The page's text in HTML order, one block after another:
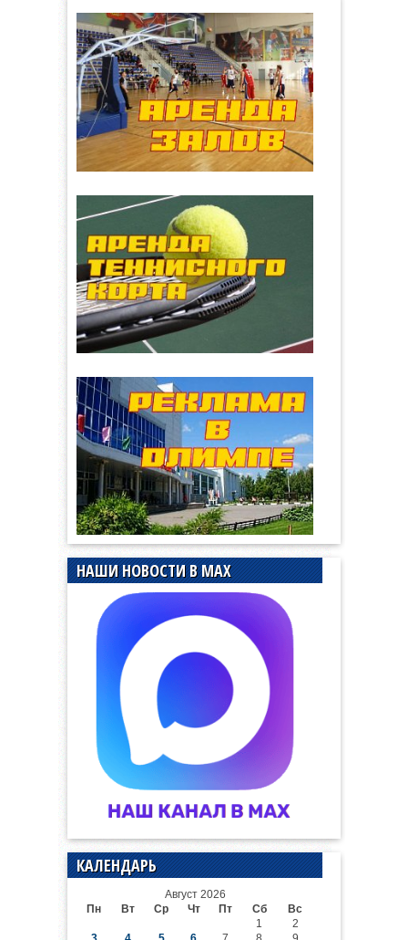
НАШИ НОВОСТИ В MAX
КАЛЕНДАРЬ
Август 2026
Пн
Вт Ср Чт Пт Сб
Вс
1
2